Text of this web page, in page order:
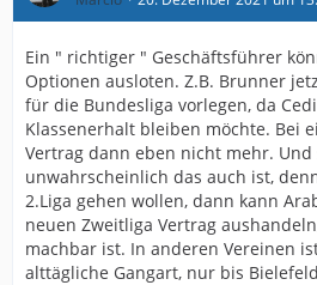
Ein " richtiger " Geschäftsführer
Optionen ausloten. Z.B. Brunner
für die Bundesliga vorlegen, da
Klassenerhalt bleiben möchte. Bei
Vertrag dann eben nicht mehr. Und
unwahrscheinlich das auch ist,
2.Liga gehen wollen, dann kann
neuen Zweitliga Vertrag
machbar ist. In anderen Vereinen
alttägliche Gangart, nur bis